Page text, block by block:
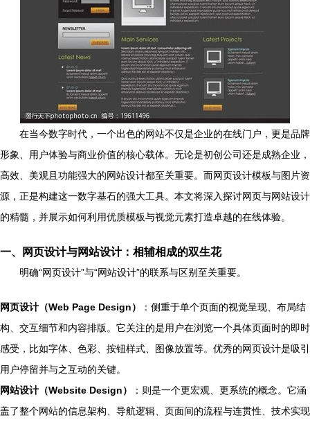
在当今数字时代，一个出色的网站不仅是企业的在线门户，更是品牌
形象、用户体验与商业价值的核心载体。无论是初创公司还是成熟企业，
高效、美观且功能强大的网站设计都至关重要。而网页设计模板与图片资
源，正是构建这一数字基石的强大工具。本文将深入探讨网页与网站设计
的精髓，并展示如何利用优质模板与视觉元素打造卓越的在线体验。
一、网页设计与网站设计：相辅相成的双生花
明确“网页设计”与“网站设计”的联系与区别至关重要。
网页设计（Web Page Design）
：侧重于单个页面的视觉呈现、布局结
构、交互细节和内容排版。它关注的是用户在浏览一个具体页面时的即时
感受，比如字体、色彩、按钮样式、图像放置等。优秀的网页设计是吸引
用户停留并与之互动的关键。
网站设计（Website Design）
：则是一个更宏观、更系统的概念。它涵
盖了整个网站的信息架构、导航逻辑、页面间的流程与连贯性、技术实现